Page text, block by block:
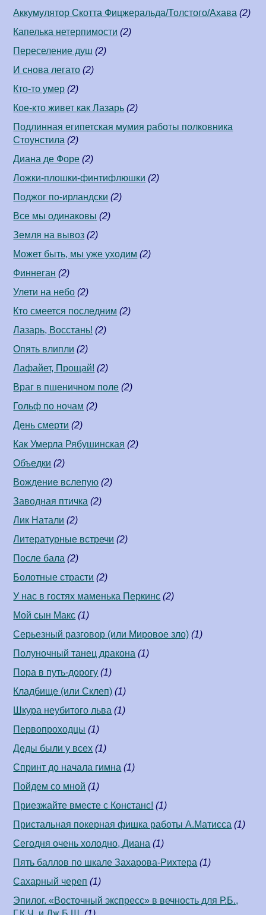
Аккумулятор Скотта Фицжеральда/Толстого/Ахава (2)
Капелька нетерпимости (2)
Переселение душ (2)
И снова легато (2)
Кто-то умер (2)
Кое-кто живет как Лазарь (2)
Подлинная египетская мумия работы полковника
Стоунстила (2)
Диана де Форе (2)
Ложки-плошки-финтифлюшки (2)
Поджог по-ирландски (2)
Все мы одинаковы (2)
Земля на вывоз (2)
Может быть, мы уже уходим (2)
Финнеган (2)
Улети на небо (2)
Кто смеется последним (2)
Лазарь, Восстань! (2)
Опять влипли (2)
Лафайет, Прощай! (2)
Враг в пшеничном поле (2)
Гольф по ночам (2)
День смерти (2)
Как Умерла Рябушинская (2)
Объедки (2)
Вождение вслепую (2)
Заводная птичка (2)
Лик Натали (2)
Литературные встречи (2)
После бала (2)
Болотные страсти (2)
У нас в гостях маменька Перкинс (2)
Мой сын Макс (1)
Серьезный разговор (или Мировое зло) (1)
Полуночный танец дракона (1)
Пора в путь-дорогу (1)
Кладбище (или Склеп) (1)
Шкура неубитого льва (1)
Первопроходцы (1)
Деды были у всех (1)
Спринт до начала гимна (1)
Пойдем со мной (1)
Приезжайте вместе с Констанс! (1)
Пристальная покерная фишка работы А.Матисса (1)
Сегодня очень холодно, Диана (1)
Пять баллов по шкале Захарова-Рихтера (1)
Сахарный череп (1)
Эпилог. «Восточный экспресс» в вечность для Р.Б.,